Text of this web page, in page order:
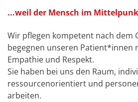
...weil der Mensch im
Wir pflegen kompetent nach dem
begegnen unseren Patient*innen
Empathie und Respekt.
Sie haben bei uns den Raum,
ressourcenorientiert und
arbeiten.